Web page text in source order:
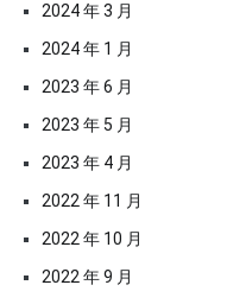
2024 年 3 月
2024 年 1 月
2023 年 6 月
2023 年 5 月
2023 年 4 月
2022 年 11 月
2022 年 10 月
2022 年 9 月